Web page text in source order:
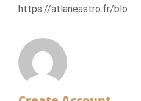
https://atlaneastro.fr/blo